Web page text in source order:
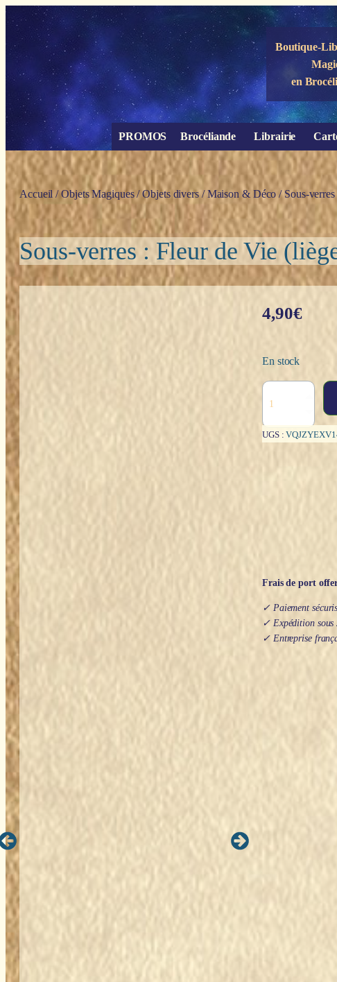
Panneau de gestion des cookies
Boutique-
en
PROMOS Brocéliande Librairie
Accueil/Objets Magiques/Objets divers/Maison & Déco / Sous-
Sous-verres : Fleur de Vie
4,90€
En stock
verres
:
UGS :
Frais de port
✓ Paiement
✓ Expédition sous
✓ Entreprise